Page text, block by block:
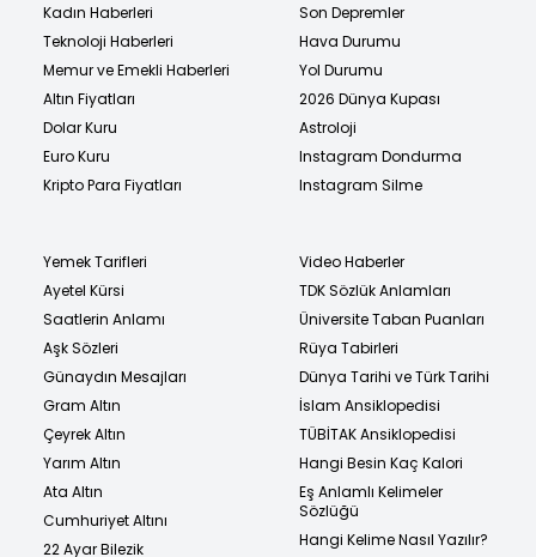
Kadın Haberleri
Teknoloji Haberleri
Memur ve Emekli Haberleri
Altın Fiyatları
Dolar Kuru
Euro Kuru
Kripto Para Fiyatları
Son Depremler
Hava Durumu
Yol Durumu
2026 Dünya Kupası
Astroloji
Instagram Dondurma
Instagram Silme
Yemek Tarifleri
Ayetel Kürsi
Saatlerin Anlamı
Aşk Sözleri
Günaydın Mesajları
Gram Altın
Çeyrek Altın
Yarım Altın
Ata Altın
Cumhuriyet Altını
22 Ayar Bilezik
Video Haberler
TDK Sözlük Anlamları
Üniversite Taban Puanları
Rüya Tabirleri
Dünya Tarihi ve Türk Tarihi
İslam Ansiklopedisi
TÜBİTAK Ansiklopedisi
Hangi Besin Kaç Kalori
Eş Anlamlı Kelimeler
Sözlüğü
Hangi Kelime Nasıl Yazılır?